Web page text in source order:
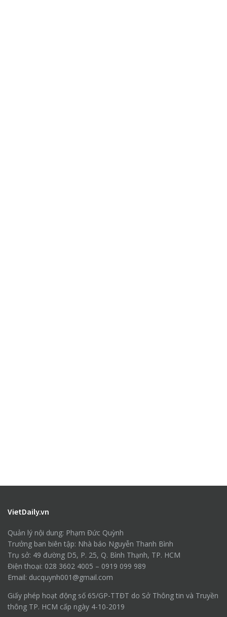
VietDaily.vn
Quản lý nội dung: Phạm Đức Quỳnh
Trưởng ban biên tập: Nhà báo Nguyễn Thanh Bình
Trụ sở: 49 đường D5, P. 25, Q. Bình Thạnh, TP. HCM
Điện thoại: 028 3602 4005 – 0919 099 989
Email: ducquynh001@gmail.com
Giấy phép hoạt động số 65/GP-TTĐT do Sở Thông tin và Truyền
thông TP. HCM cấp ngày 4-10-2019